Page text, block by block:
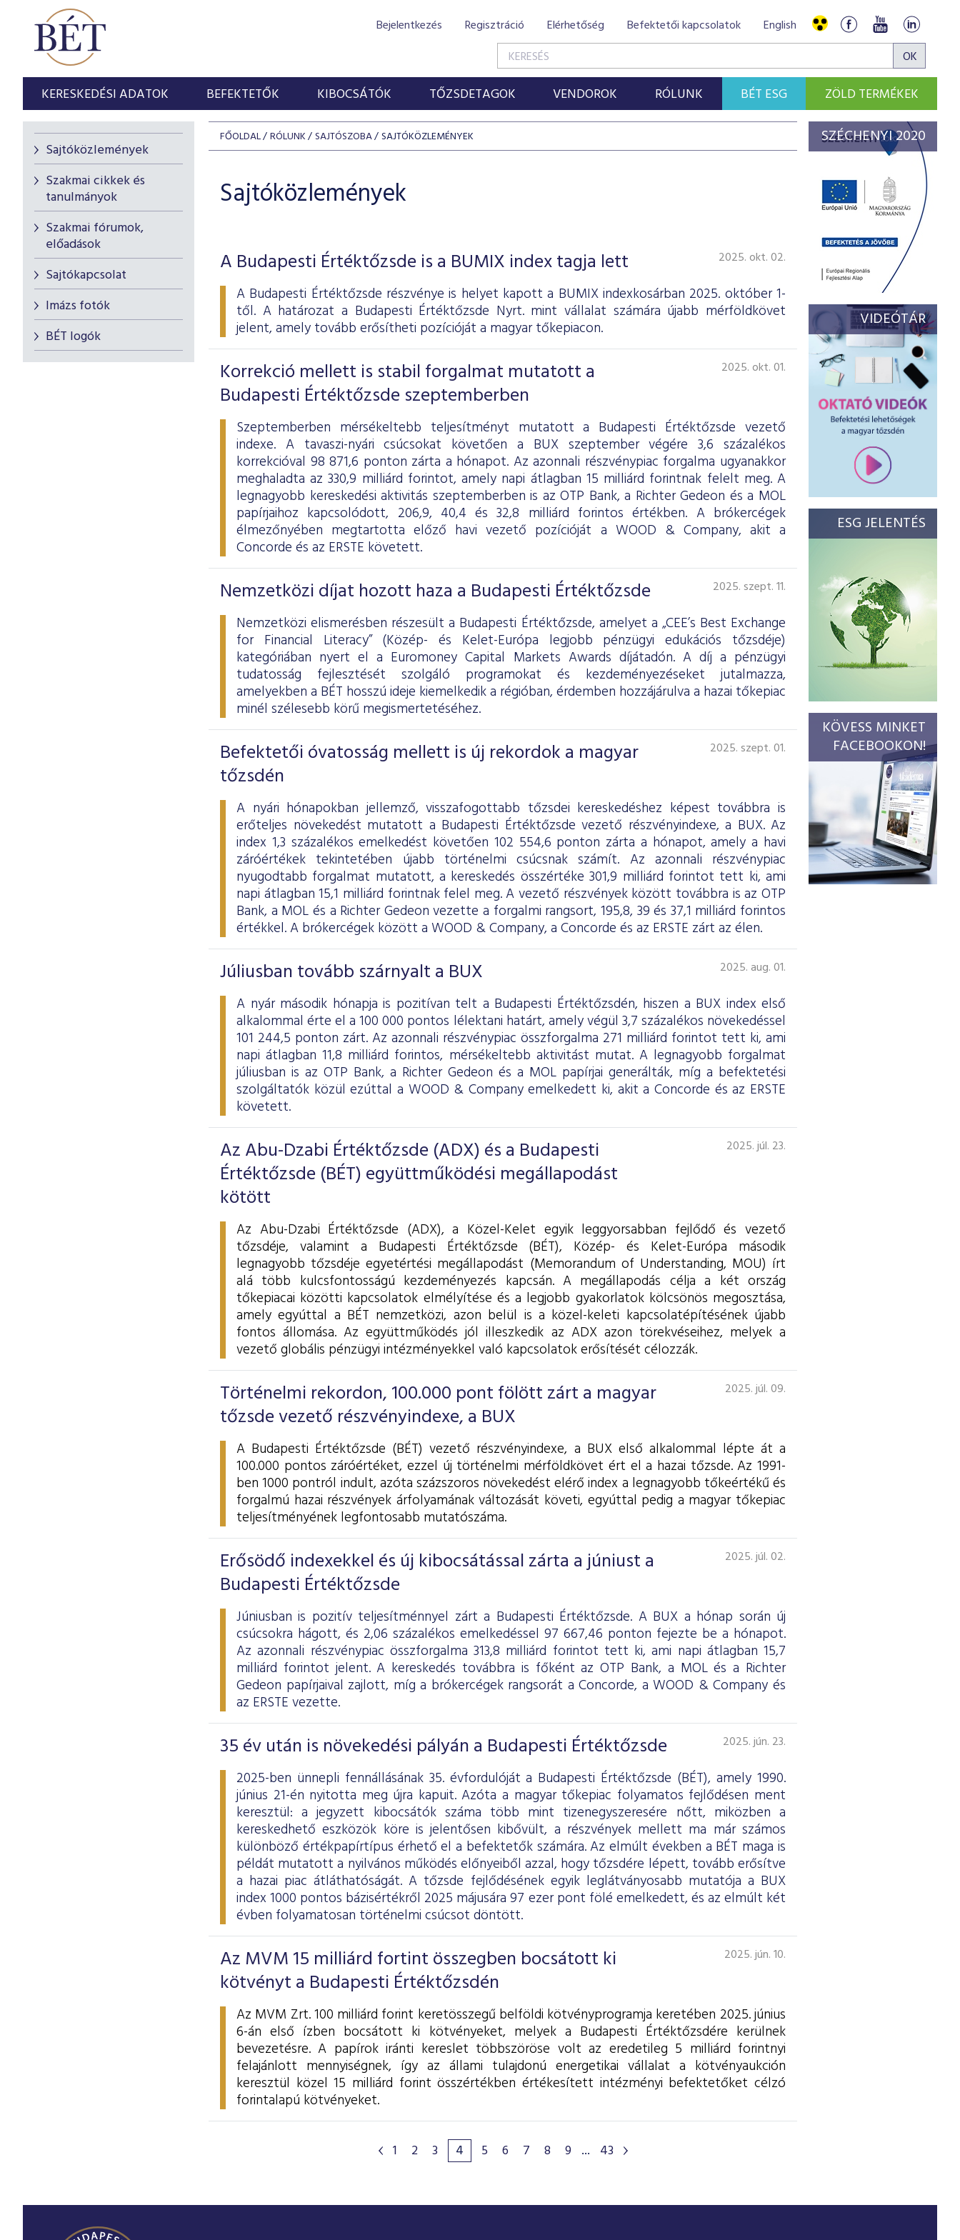
Bejelentkezés Regisztráció Elérhetőség Befektetői kapcsolatok English
KERESKEDÉSI ADATOK BEFEKTETŐK KIBOCSÁTÓK TŐZSDETAGOK VENDOROK RÓLUNK BÉT ESG ZÖLD TERMÉKEK
Sajtóközlemények
Szakmai cikkek és
tanulmányok
Szakmai fórumok,
előadások
Sajtókapcsolat
Imázs fotók
BÉT logók
FŐOLDAL RÓLUNK SAJTÓSZOBA SAJTÓKÖZLEMÉNYEK
Sajtóközlemények
A Budapesti Értéktőzsde is a BUMIX index tagja lett 2025. okt. 02.
A Budapesti Értéktőzsde részvénye is helyet kapott a BUMIX indexkosárban 2025. október 1-
től. A határozat a Budapesti Értéktőzsde Nyrt. mint vállalat számára újabb mérföldkövet
jelent, amely tovább erősítheti pozícióját a magyar tőkepiacon.
Korrekció mellett is stabil forgalmat mutatott a
Budapesti Értéktőzsde szeptemberben
2025. okt. 01.
Szeptemberben mérsékeltebb teljesítményt mutatott a Budapesti Értéktőzsde vezető
indexe. A tavaszi-nyári csúcsokat követően a BUX szeptember végére 3,6 százalékos
korrekcióval 98 871,6 ponton zárta a hónapot. Az azonnali részvénypiac forgalma ugyanakkor
meghaladta az 330,9 milliárd forintot, amely napi átlagban 15 milliárd forintnak felelt meg. A
legnagyobb kereskedési aktivitás szeptemberben is az OTP Bank, a Richter Gedeon és a MOL
papírjaihoz kapcsolódott, 206,9, 40,4 és 32,8 milliárd forintos értékben. A brókercégek
élmezőnyében megtartotta előző havi vezető pozícióját a WOOD & Company, akit a
Concorde és az ERSTE követett.
Nemzetközi díjat hozott haza a Budapesti Értéktőzsde 2025. szept. 11.
Nemzetközi elismerésben részesült a Budapesti Értéktőzsde, amelyet a „CEE’s Best Exchange
for Financial Literacy” (Közép- és Kelet-Európa legjobb pénzügyi edukációs tőzsdéje)
kategóriában nyert el a Euromoney Capital Markets Awards díjátadón. A díj a pénzügyi
tudatosság fejlesztését szolgáló programokat és kezdeményezéseket jutalmazza,
amelyekben a BÉT hosszú ideje kiemelkedik a régióban, érdemben hozzájárulva a hazai tőkepiac
minél szélesebb körű megismertetéséhez.
Befektetői óvatosság mellett is új rekordok a magyar
tőzsdén
2025. szept. 01.
A nyári hónapokban jellemző, visszafogottabb tőzsdei kereskedéshez képest továbbra is
erőteljes növekedést mutatott a Budapesti Értéktőzsde vezető részvényindexe, a BUX. Az
index 1,3 százalékos emelkedést követően 102 554,6 ponton zárta a hónapot, amely a havi
záróértékek tekintetében újabb történelmi csúcsnak számít. Az azonnali részvénypiac
nyugodtabb forgalmat mutatott, a kereskedés összértéke 301,9 milliárd forintot tett ki, ami
napi átlagban 15,1 milliárd forintnak felel meg. A vezető részvények között továbbra is az OTP
Bank, a MOL és a Richter Gedeon vezette a forgalmi rangsort, 195,8, 39 és 37,1 milliárd forintos
értékkel. A brókercégek között a WOOD & Company, a Concorde és az ERSTE zárt az élen.
Júliusban tovább szárnyalt a BUX 2025. aug. 01.
A nyár második hónapja is pozitívan telt a Budapesti Értéktőzsdén, hiszen a BUX index első
alkalommal érte el a 100 000 pontos lélektani határt, amely végül 3,7 százalékos növekedéssel
101 244,5 ponton zárt. Az azonnali részvénypiac összforgalma 271 milliárd forintot tett ki, ami
napi átlagban 11,8 milliárd forintos, mérsékeltebb aktivitást mutat. A legnagyobb forgalmat
júliusban is az OTP Bank, a Richter Gedeon és a MOL papírjai generálták, míg a befektetési
szolgáltatók közül ezúttal a WOOD & Company emelkedett ki, akit a Concorde és az ERSTE
követett.
Az Abu-Dzabi Értéktőzsde (ADX) és a Budapesti
Értéktőzsde (BÉT) együttműködési megállapodást
kötött
2025. júl. 23.
Az Abu-Dzabi Értéktőzsde (ADX), a Közel-Kelet egyik leggyorsabban fejlődő és vezető
tőzsdéje, valamint a Budapesti Értéktőzsde (BÉT), Közép- és Kelet-Európa második
legnagyobb tőzsdéje egyetértési megállapodást (Memorandum of Understanding, MOU) írt
alá több kulcsfontosságú kezdeményezés kapcsán. A megállapodás célja a két ország
tőkepiacai közötti kapcsolatok elmélyítése és a legjobb gyakorlatok kölcsönös megosztása,
amely egyúttal a BÉT nemzetközi, azon belül is a közel-keleti kapcsolatépítésének újabb
fontos állomása. Az együttműködés jól illeszkedik az ADX azon törekvéseihez, melyek a
vezető globális pénzügyi intézményekkel való kapcsolatok erősítését célozzák.
Történelmi rekordon, 100.000 pont fölött zárt a magyar
tőzsde vezető részvényindexe, a BUX
2025. júl. 09.
A Budapesti Értéktőzsde (BÉT) vezető részvényindexe, a BUX első alkalommal lépte át a
100.000 pontos záróértéket, ezzel új történelmi mérföldkövet ért el a hazai tőzsde. Az 1991-
ben 1000 pontról indult, azóta százszoros növekedést elérő index a legnagyobb tőkeértékű és
forgalmú hazai részvények árfolyamának változását követi, egyúttal pedig a magyar tőkepiac
teljesítményének legfontosabb mutatószáma.
Erősödő indexekkel és új kibocsátással zárta a júniust a
Budapesti Értéktőzsde
2025. júl. 02.
Júniusban is pozitív teljesítménnyel zárt a Budapesti Értéktőzsde. A BUX a hónap során új
csúcsokra hágott, és 2,06 százalékos emelkedéssel 97 667,46 ponton fejezte be a hónapot.
Az azonnali részvénypiac összforgalma 313,8 milliárd forintot tett ki, ami napi átlagban 15,7
milliárd forintot jelent. A kereskedés továbbra is főként az OTP Bank, a MOL és a Richter
Gedeon papírjaival zajlott, míg a brókercégek rangsorát a Concorde, a WOOD & Company és
az ERSTE vezette.
35 év után is növekedési pályán a Budapesti Értéktőzsde 2025. jún. 23.
2025-ben ünnepli fennállásának 35. évfordulóját a Budapesti Értéktőzsde (BÉT), amely 1990.
június 21-én nyitotta meg újra kapuit. Azóta a magyar tőkepiac folyamatos fejlődésen ment
keresztül: a jegyzett kibocsátók száma több mint tizenegyszeresére nőtt, miközben a
kereskedhető eszközök köre is jelentősen kibővült, a részvények mellett ma már számos
különböző értékpapírtípus érhető el a befektetők számára. Az elmúlt években a BÉT maga is
példát mutatott a nyilvános működés előnyeiből azzal, hogy tőzsdére lépett, tovább erősítve
a hazai piac átláthatóságát. A tőzsde fejlődésének egyik leglátványosabb mutatója a BUX
index 1000 pontos bázisértékről 2025 májusára 97 ezer pont fölé emelkedett, és az elmúlt két
évben folyamatosan történelmi csúcsot döntött.
Az MVM 15 milliárd fortint összegben bocsátott ki
kötvényt a Budapesti Értéktőzsdén
2025. jún. 10.
Az MVM Zrt. 100 milliárd forint keretösszegű belföldi kötvényprogramja keretében 2025. június
6-án első ízben bocsátott ki kötvényeket, melyek a Budapesti Értéktőzsdére kerülnek
bevezetésre. A papírok iránti kereslet többszöröse volt az eredetileg 5 milliárd forintnyi
felajánlott mennyiségnek, így az állami tulajdonú energetikai vállalat a kötvényaukción
keresztül közel 15 milliárd forint összértékben értékesített intézményi befektetőket célzó
forintalapú kötvényeket.
1 2 3 4 5 6 7 8 9 ... 43
SZÉCHENYI 2020
VIDEÓTÁR
ESG JELENTÉS
KÖVESS MINKET
FACEBOOKON!